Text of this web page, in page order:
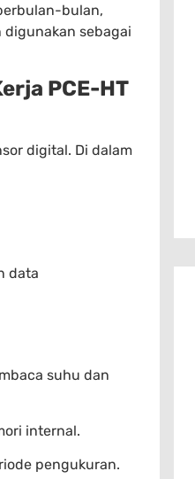
bulan,
digunakan sebagai
PCE-HT
digital. Di dalam
data
suhu dan
internal.
pengukuran.